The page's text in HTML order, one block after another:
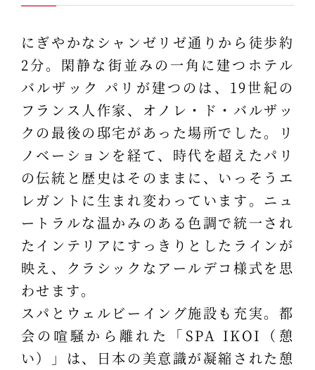
にぎやかなシャンゼリゼ通りから徒歩約
2分。閑静な街並みの一角に建つホテル
バルザック パリが建つのは、19世紀の
フランス人作家、オノレ・ド・バルザッ
クの最後の邸宅があった場所でした。リ
ノベーションを経て、時代を超えたパリ
の伝統と歴史はそのままに、いっそうエ
レガントに生まれ変わっています。ニュ
ートラルな温かみのある色調で統一され
たインテリアにすっきりとしたラインが
映え、クラシックなアールデコ様式を思
わせます。
スパとウェルビーイング施設も充実。都
会の喧騒から離れた「SPA IKOI（憩
い）」は、日本の美意識が凝縮された憩